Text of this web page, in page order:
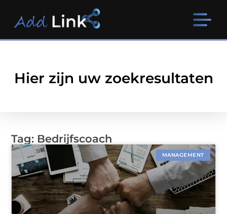
Hier zijn uw zoekresultaten
Tag: Bedrijfscoach
MANAGEMENT